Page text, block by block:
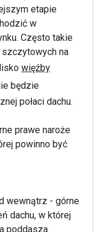
etapie
w
Często takie
na
więźby
będzie
połaci dachu.
wewnątrz - górne
dachu, w której
poddasza.